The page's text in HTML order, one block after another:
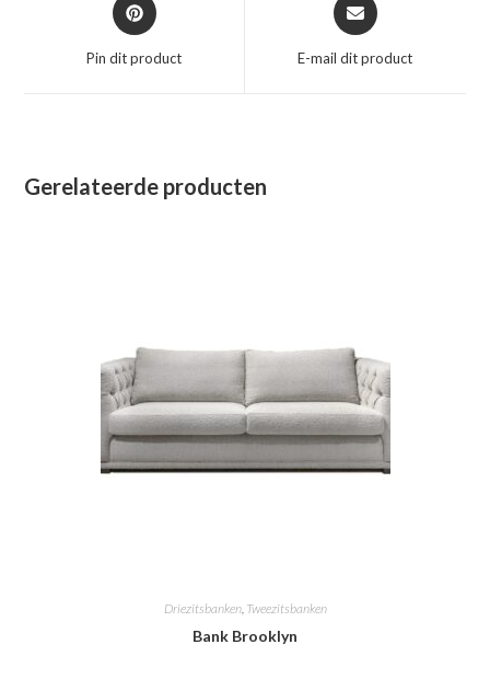
in
nieuw
Pin dit product
in
nieuw
E-mail dit product
Gerelateerde producten
Driezitsbanken, Tweezitsbanken
Bank Brooklyn